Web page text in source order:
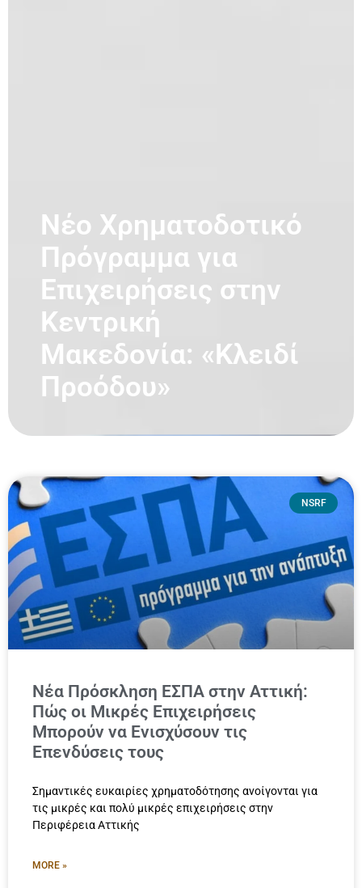
Νέο Χρηματοδοτικό
Πρόγραμμα για
Επιχειρήσεις στην
Κεντρική
Μακεδονία: «Κλειδί
Προόδου»
NSRF
Νέα Πρόσκληση ΕΣΠΑ στην Αττική:
Πώς οι Μικρές Επιχειρήσεις
Μπορούν να Ενισχύσουν τις
Επενδύσεις τους
Σημαντικές ευκαιρίες χρηματοδότησης ανοίγονται για
τις μικρές και πολύ μικρές επιχειρήσεις στην
Περιφέρεια Αττικής
MORE »